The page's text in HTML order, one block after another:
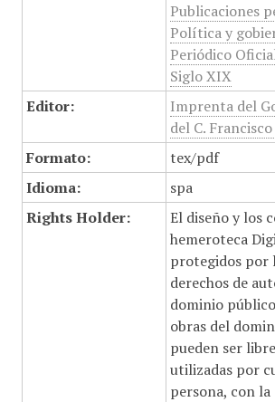
Publicaciones
Política y
Periódico
Siglo XIX
Editor:
Imprenta del
del C.
Formato:
tex/pdf
Idioma:
spa
Rights Holder:
El diseño y los
hemeroteca
protegidos por
derechos de
dominio
obras del
pueden ser
utilizadas por
persona, con